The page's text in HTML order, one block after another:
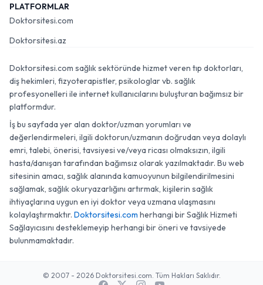
PLATFORMLAR
Doktorsitesi.com
Doktorsitesi.az
Doktorsitesi.com sağlık sektöründe hizmet veren tıp doktorları,
diş hekimleri, fizyoterapistler, psikologlar vb. sağlık
profesyonelleri ile internet kullanıcılarını buluşturan bağımsız bir
platformdur.
İş bu sayfada yer alan doktor/uzman yorumları ve
değerlendirmeleri, ilgili doktorun/uzmanın doğrudan veya dolaylı
emri, talebi, önerisi, tavsiyesi ve/veya ricası olmaksızın, ilgili
hasta/danışan tarafından bağımsız olarak yazılmaktadır. Bu web
sitesinin amacı, sağlık alanında kamuoyunun bilgilendirilmesini
sağlamak, sağlık okuryazarlığını artırmak, kişilerin sağlık
ihtiyaçlarına uygun en iyi doktor veya uzmana ulaşmasını
kolaylaştırmaktır. Doktorsitesi.com herhangi bir Sağlık Hizmeti
Sağlayıcısını desteklemeyip herhangi bir öneri ve tavsiyede
bulunmamaktadır.
© 2007 - 2026 Doktorsitesi.com. Tüm Hakları Saklıdır.